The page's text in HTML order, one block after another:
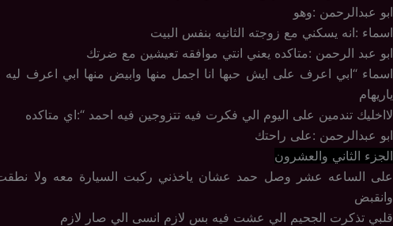
ابو عبدالرحمن :وهو
اسماء :انه يسكني مع زوجته الثانيه بنفس البيت
ابو عبد الرحمن :متاكده يعني انتي موافقه تعيشين مع ضرتك
اسماء “ابي اعرف على ايش حبها انا اجمل منها وابيض منها ابي اعرف ليه
ياريهام
لااخليك تندمين على اليوم الي فكرت فيه تتزوجين فيه احمد “:اي متاكده
ابو عبدالرحمن :على راحتك
الجزء الثاني والعشرون
على الساعه عشر وصل حمد عشان ياخذني ركبت السيارة معه ولا نطقت
وانقبض
قلبي تذكرت الجحيم الي عشت فيه بس لازم انسى الي صار لازم